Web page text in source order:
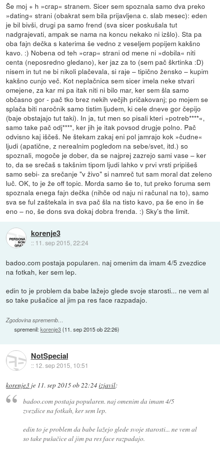
Še moj + h »crap« stranem. Sicer sem spoznala samo dva preko
»dating« strani (obakrat sem bila prijavljena c. slab mesec): eden
je bil bivši, drugi pa samo frend (sva sicer poskušala tut
nadgrajevati, ampak se nama na koncu nekako ni izšlo). Sta pa
oba fajn dečka s katerima še vedno z veseljem popijem kakšno
kavo. :) Nobena od teh »crap« strani od mene ni »dobila« niti
centa (neposredno gledano), ker jaz za to (sem pač škrtinka :D)
nisem in tut ne bi nikoli plačevala, si raje – tipično žensko – kupim
kakšno cunjo več. Kot neplačnica sem sicer imela neke stvari
omejene, za kar mi pa itak niti ni bilo mar, ker sem šla samo
občasno gor - pač tko brez nekih večjih pričakovanj; po mojem se
splača biti naročnik samo tistim ljudem, ki cele dneve gor čepijo
(baje obstajajo tut taki). In ja, tut men so pisali kteri »potreb****«,
samo take pač odj****, ker jih je itak povsod drugje polno. Pač
odvisno kaj iščeš. Ne štekam zakaj eni pol jamrajo kok »čudne«
ljudi (apatične, z nerealnim pogledom na sebe/svet, itd.) so
spoznali, mogoče je dober, da se najprej zazrejo sami vase – ker
to, da se srečaš s takšnim tipom ljudi lahko v prvi vrsti pripišeš
samo sebi- za srečanje "v živo" si namreč tut sam moral dat zeleno
luč. OK, to je že off topic. Morda samo še to, tut preko foruma sem
spoznala enega fajn dečka (nihče od naju ni računal na to), samo
sva se ful zaštekala in sva pač šla na tisto kavo, pa še eno in še
eno – no, še dons sva dokaj dobra frenda. :) Sky's the limit.
korenje3
:: 11. sep 2015, 22:24
badoo.com postaja popularen. naj omenim da imam 4/5 zvezdice
na fotkah, ker sem lep.
edin to je problem da babe lažejo glede svoje starosti... ne vem al
so take pušačice al jim pa res face razpadajo.
Zgodovina sprememb…
spremenil:korenje3(11. sep 2015 ob 22:26)
NotSpecial
:: 12. sep 2015, 10:51
korenje3 je 11. sep 2015 ob 22:24izjavil:
badoo.com postaja popularen. naj omenim da imam 4/5
zvezdice na fotkah, ker sem lep.
edin to je problem da babe lažejo glede svoje starosti... ne vem al
so take pušačice al jim pa res face razpadajo.